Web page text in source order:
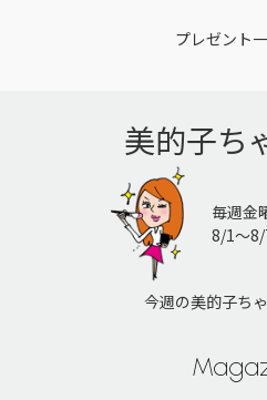
プレゼント
美的子ち
毎週金
8/1〜8/
今週の美的子ち